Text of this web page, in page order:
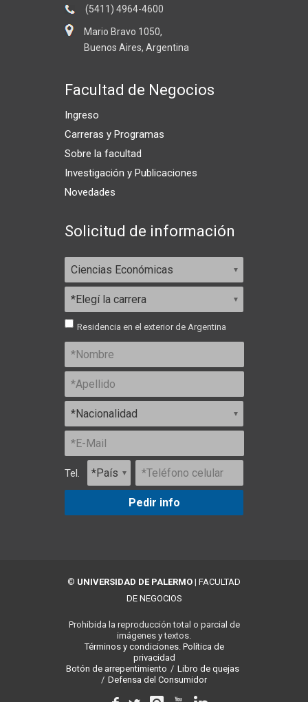
(5411) 4964-4600
Mario Bravo 1050,
Buenos Aires, Argentina
Facultad de Negocios
Ingreso
Carreras y Programas
Sobre la facultad
Investigación y Publicaciones
Novedades
Solicitud de información
Residencia en el exterior de Argentina
Tel.
Pedir info
© UNIVERSIDAD DE PALERMO | FACULTAD
DE NEGOCIOS
Prohibida la reproducción total o parcial de
imágenes y textos.
Términos y condiciones. Política de
privacidad
Botón de arrepentimiento / Libro de quejas
/ Defensa del Consumidor